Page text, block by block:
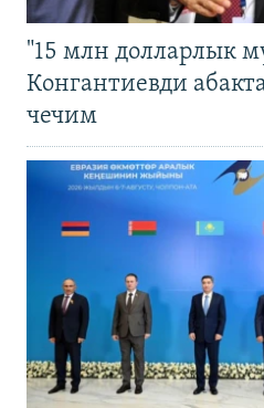
"15 млн долларлык
Конгантиевди
чечим